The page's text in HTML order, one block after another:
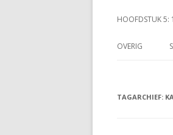
HOOFDSTUK 5:
OVERIG
TAGARCHIEF: